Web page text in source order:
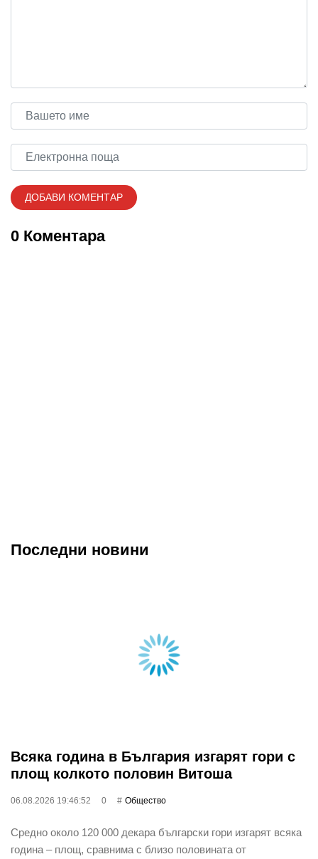
0 Коментара
Последни новини
Всяка година в България изгарят гори с
площ колкото половин Витоша
06.08.2026 19:46:52 0 Общество
Средно около 120 000 декара български гори изгарят всяка
година – площ, сравнима с близо половината от